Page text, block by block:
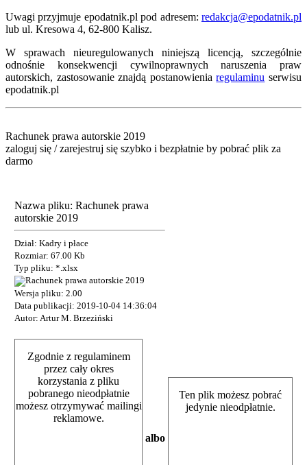
Uwagi przyjmuje epodatnik.pl pod adresem: redakcja@epodatnik.pl
lub ul. Kresowa 4, 62-800 Kalisz.
W sprawach nieuregulowanych niniejszą licencją, szczególnie
odnośnie konsekwencji cywilnoprawnych naruszenia praw
autorskich, zastosowanie znajdą postanowieniaregulaminu serwisu
epodatnik.pl
Rachunek prawa autorskie 2019
zaloguj się / zarejestruj się szybko i bezpłatnie by pobrać plik za
darmo
Nazwa pliku: Rachunek prawa
autorskie 2019
Dział: Kadry i płace
Rozmiar: 67.00 Kb
Typ pliku: *.xlsx
Wersja pliku: 2.00
Data publikacji: 2019-10-04 14:36:04
Autor: Artur M. Brzeziński
Zgodnie z regulaminem
przez cały okres
korzystania z pliku
pobranego nieodpłatnie
możesz otrzymywać mailingi
reklamowe.
albo
Ten plik możesz pobrać
jedynie nieodpłatnie.